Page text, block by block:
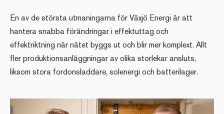
En av de största utmaningarna för Växjö Energi är att
hantera snabba förändringar i effektuttag och
effektriktning när nätet byggs ut och blir mer komplext. Allt
fler produktionsanläggningar av olika storlekar ansluts,
liksom stora fordonsladdare, solenergi och batterilager.